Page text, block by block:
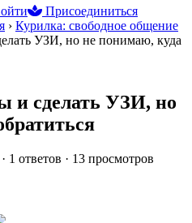
Присоединиться
› Курилка: свободное общение
УЗИ, но не понимаю, куда
и сделать УЗИ, но
· 1 ответов · 13 просмотров